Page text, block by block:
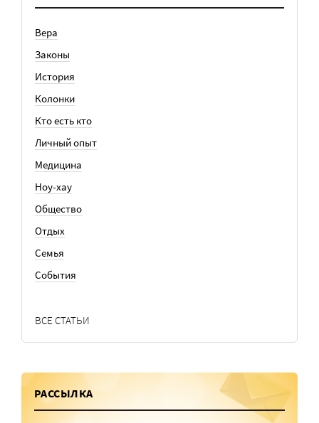
Вера
Законы
История
Колонки
Кто есть кто
Личный опыт
Медицина
Ноу-хау
Общество
Отдых
Семья
События
ВСЕ СТАТЬИ
РАССЫЛКА